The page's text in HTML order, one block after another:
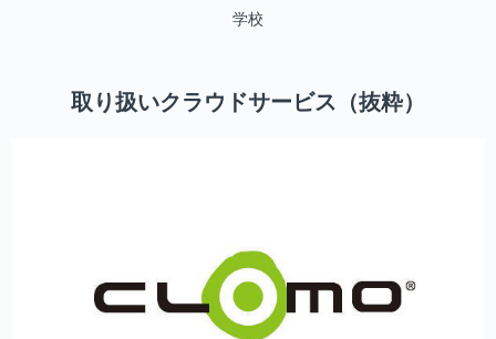
学校
取り扱いクラウドサービス（抜粋）